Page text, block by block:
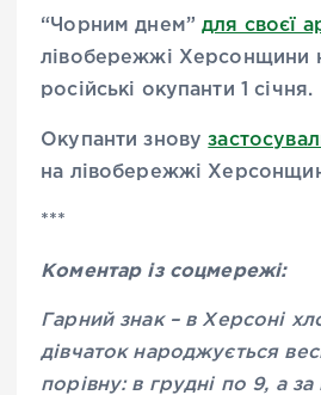
“Чорним днем”для своєї
лівобережжі Херсонщини
російські окупанти 1 січня.
Окупанти знову
на лівобережжі
***
Коментар із соцмережі:
Гарний знак – в Херсоні
дівчаток народжується
порівну: в грудні по 9, а